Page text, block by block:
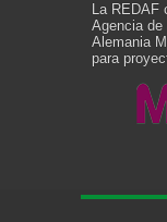
La REDAF
Agencia de
Alemania
para